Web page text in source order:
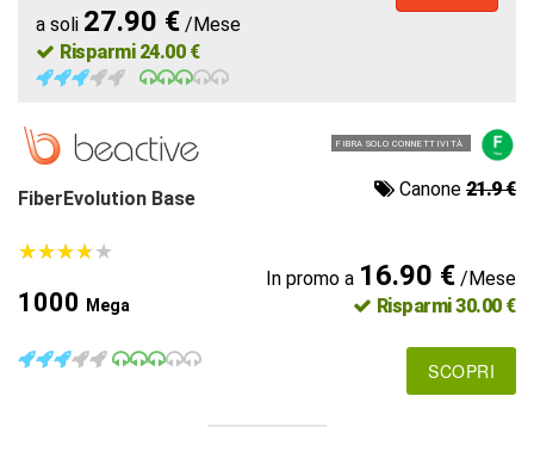
a soli 27.90 € /Mese
Risparmi 24.00 €
FIBRA SOLO CONNETTIVITÀ
FiberEvolution Base Canone 21.9 €
★★★★★
★★★★★
1000 Mega
In promo a 16.90 €/Mese
Risparmi 30.00 €
SCOPRI